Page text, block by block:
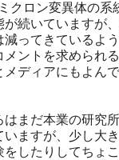
クロン変異体の系
が続いていますが
ってきているよう
ントを求められ
ディアにもよん
まだ本業の研究
いますが、少し大
したりしてちょ